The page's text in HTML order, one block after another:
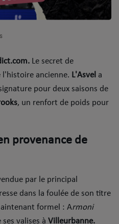
Le secret de
l'histoire ancienne. L'Asvel a
pour deux saisons de
, un renfort de poids pour
provenance de
par le principal
dans la foulée de son titre
formel : Armoni
valises à Villeurbanne.